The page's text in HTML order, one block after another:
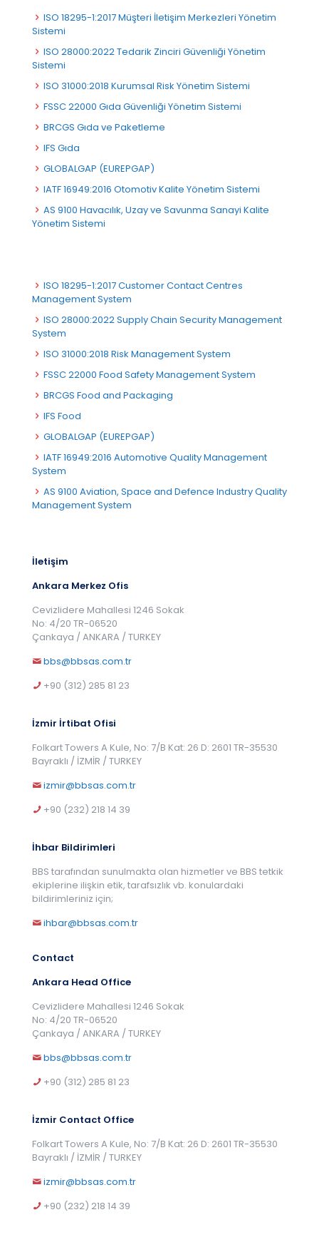
ISO 18295-1:2017 Müşteri İletişim Merkezleri Yönetim
Sistemi
ISO 28000:2022 Tedarik Zinciri Güvenliği Yönetim
Sistemi
ISO 31000:2018 Kurumsal Risk Yönetim Sistemi
FSSC 22000 Gıda Güvenliği Yönetim Sistemi
BRCGS Gıda ve Paketleme
IFS Gıda
GLOBALGAP (EUREPGAP)
IATF 16949:2016 Otomotiv Kalite Yönetim Sistemi
AS 9100 Havacılık, Uzay ve Savunma Sanayi Kalite
Yönetim Sistemi
ISO 18295-1:2017 Customer Contact Centres
Management System
ISO 28000:2022 Supply Chain Security Management
System
ISO 31000:2018 Risk Management System
FSSC 22000 Food Safety Management System
BRCGS Food and Packaging
IFS Food
GLOBALGAP (EUREPGAP)
IATF 16949:2016 Automotive Quality Management
System
AS 9100 Aviation, Space and Defence Industry Quality
Management System
İletişim
Ankara Merkez Ofis
Cevizlidere Mahallesi 1246 Sokak
No: 4/20 TR-06520
Çankaya / ANKARA / TURKEY
bbs@bbsas.com.tr
+90 (312) 285 81 23
İzmir İrtibat Ofisi
Folkart Towers A Kule, No: 7/B Kat: 26 D: 2601 TR-35530
Bayraklı / İZMİR / TURKEY
izmir@bbsas.com.tr
+90 (232) 218 14 39
İhbar Bildirimleri
BBS tarafından sunulmakta olan hizmetler ve BBS tetkik
ekiplerine ilişkin etik, tarafsızlık vb. konulardaki
bildirimleriniz için;
ihbar@bbsas.com.tr
Contact
Ankara Head Office
Cevizlidere Mahallesi 1246 Sokak
No: 4/20 TR-06520
Çankaya / ANKARA / TURKEY
bbs@bbsas.com.tr
+90 (312) 285 81 23
İzmir Contact Office
Folkart Towers A Kule, No: 7/B Kat: 26 D: 2601 TR-35530
Bayraklı / İZMİR / TURKEY
izmir@bbsas.com.tr
+90 (232) 218 14 39